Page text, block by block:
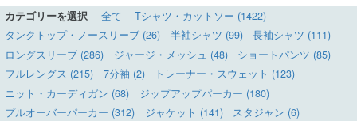
カテゴリーを選択 全て
Tシャツ・カットソー (1422)
タンクトップ・ノースリーブ (26)
半袖シャツ (99)
長袖シャツ (111)
ロングスリーブ (286)
ジャージ・メッシュ (48)
ショートパンツ (85)
フルレングス (215)
7分袖 (2)
トレーナー・スウェット (123)
ニット・カーディガン (68)
ジップアップパーカー (180)
プルオーバーパーカー (312)
ジャケット (141)
スタジャン (6)